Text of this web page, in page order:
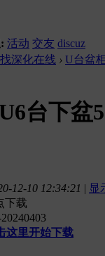
活动 交友 discuz
深化在线 › U台盆
U6台下盆5
12-10 12:34:21 | 显
下载
这里开始下载